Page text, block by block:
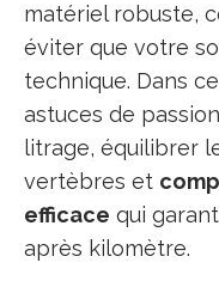
matériel robuste,
éviter que votre
technique. Dans
astuces de
litrage, équilibrer
vertèbres et
efficace qui
après kilomètre.